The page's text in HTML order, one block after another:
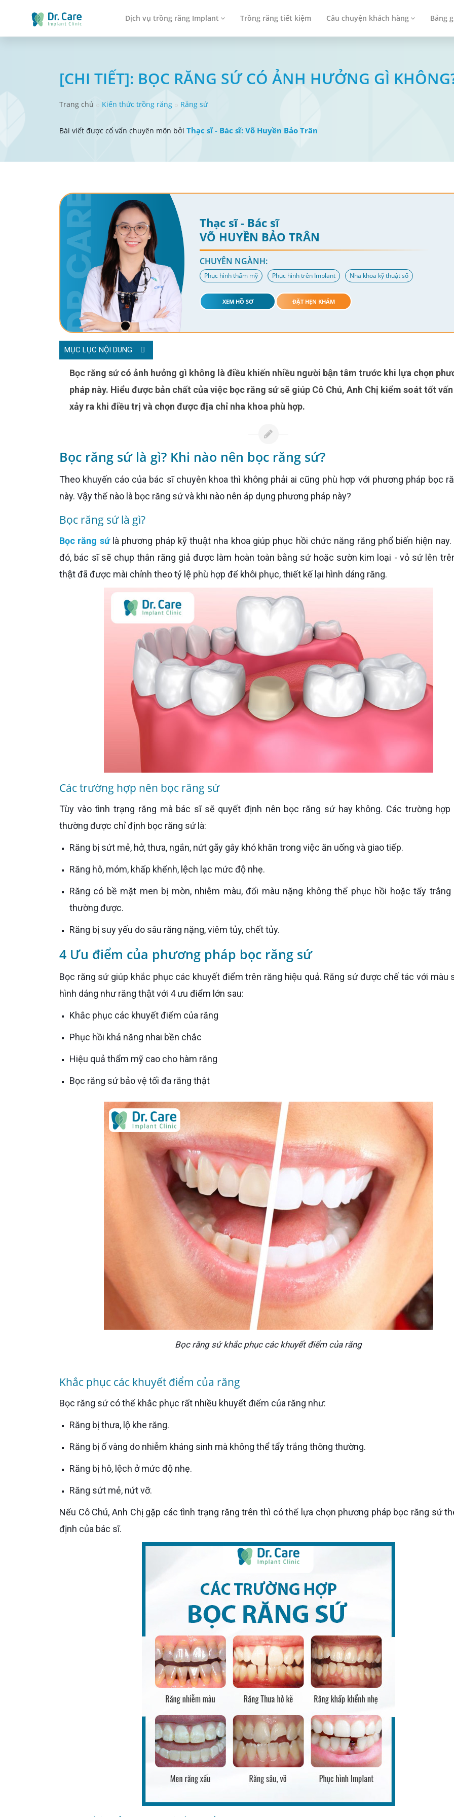
Dịch vụ trồng răng Implant Trồng răng tiết kiệm Câu chuyện khách hàng Bảng
[CHI TIẾT]: ​​​​​​​BỌC RĂNG SỨ CÓ ẢNH HƯỞNG GÌ
Trang chủ Kiến thức trồng răng Răng sứ
Bài viết được cố vấn chuyên môn bởi Thạc sĩ - Bác sĩ: Võ Huyền Bảo Trân
Thạc sĩ - Bác sĩ
VÕ HUYỀN BẢO TRÂN
CHUYÊN NGÀNH:
Phục hình thẩm mỹ Phục hình trên Implant Nha khoa kỹ thuật số
XEM HỒ SƠ ĐẶT HẸN KHÁM
MỤC LỤC NỘI DUNG
Bọc răng sứ có ảnh hưởng gì không là điều khiến nhiều người bận tâm trước khi lựa chọn phương
pháp này. Hiểu được bản chất của việc bọc răng sứ sẽ giúp Cô Chú, Anh Chị kiểm soát tốt
xảy ra khi điều trị và chọn được địa chỉ nha khoa phù hợp.
Bọc răng sứ là gì? Khi nào nên bọc răng sứ?
Theo khuyến cáo của bác sĩ chuyên khoa thì không phải ai cũng phù hợp với phương pháp bọc răng sứ
này. Vậy thế nào là bọc răng sứ và khi nào nên áp dụng phương pháp này?
Bọc răng sứ là gì?
Bọc răng sứlà phương pháp kỹ thuật nha khoa giúp phục hồi chức năng răng phổ biến hiện nay.
đó, bác sĩ sẽ chụp thân răng giả được làm hoàn toàn bằng sứ hoặc sườn kim loại - vỏ sứ lên
thật đã được mài chỉnh theo tỷ lệ phù hợp để khôi phục, thiết kế lại hình dáng răng.
Các trường hợp nên bọc răng sứ
Tùy vào tình trạng răng mà bác sĩ sẽ quyết định nên bọc răng sứ hay không. Các trường hợp thông
thường được chỉ định bọc răng sứ là:
Răng bị sứt mẻ, hở, thưa, ngắn, nứt gãy gây khó khăn trong việc ăn uống và giao tiếp.
Răng hô, móm, khấp khểnh, lệch lạc mức độ nhẹ.
Răng có bề mặt men bị mòn, nhiễm màu, đổi màu nặng không thể phục hồi hoặc tẩy trắng thông
thường được.
Răng bị suy yếu do sâu răng nặng, viêm tủy, chết tủy.
4 Ưu điểm của phương pháp bọc răng sứ
Bọc răng sứ giúp khắc phục các khuyết điểm trên răng hiệu quả. Răng sứ được chế tác với màu sắc và
hình dáng như răng thật với 4 ưu điểm lớn sau:
Khắc phục các khuyết điểm của răng
Phục hồi khả năng nhai bền chắc
Hiệu quả thẩm mỹ cao cho hàm răng
Bọc răng sứ bảo vệ tối đa răng thật
Bọc răng sứ khắc phục các khuyết điểm của răng
Khắc phục các khuyết điểm của răng
Bọc răng sứ có thể khắc phục rất nhiều khuyết điểm của răng như:
Răng bị thưa, lộ khe răng.
Răng bị ố vàng do nhiễm kháng sinh mà không thể tẩy trắng thông thường.
Răng bị hô, lệch ở mức độ nhẹ.
Răng sứt mẻ, nứt vỡ.
Nếu Cô Chú, Anh Chị gặp các tình trạng răng trên thì có thể lựa chọn phương pháp bọc răng sứ theo chỉ
định của bác sĩ.